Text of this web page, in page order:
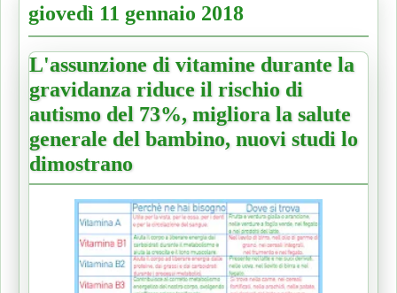
giovedì 11 gennaio 2018
L'assunzione di vitamine durante la
gravidanza riduce il rischio di
autismo del 73%, migliora la salute
generale del bambino, nuovi studi lo
dimostrano